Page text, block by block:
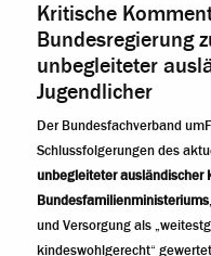
Kritische
Bundesregierung
unbegleiteter
Jugendlicher
Der Bundesfachverband
Schlussfolgerungen des
unbegleiteter ausländischer
Bundesfamilienministeriums
und Versorgung als
kindeswohlgerecht“